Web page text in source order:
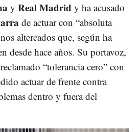
y Real Madrid y ha acusado
de actuar con “absoluta
altercados que, según ha
desde hace años. Su portavoz,
“tolerancia cero” con
actuar de frente contra
dentro y fuera del